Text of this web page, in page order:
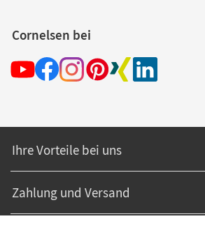
Cornelsen bei
Ihre Vorteile bei uns
Zahlung und Versand